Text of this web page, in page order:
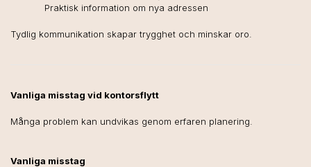
Praktisk information om nya adressen
Tydlig kommunikation skapar trygghet och minskar oro.
Vanliga misstag vid kontorsflytt
Många problem kan undvikas genom erfaren planering.
Vanliga misstag